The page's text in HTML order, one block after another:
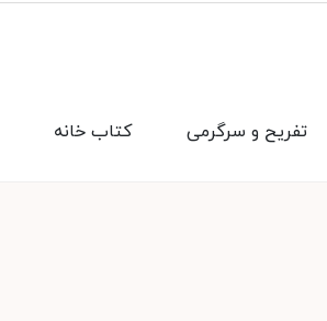
کتاب خانه تفریح و سرگرمی